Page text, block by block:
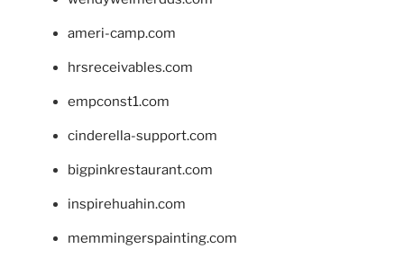
ameri-camp.com
hrsreceivables.com
empconst1.com
cinderella-support.com
bigpinkrestaurant.com
inspirehuahin.com
memmingerspainting.com